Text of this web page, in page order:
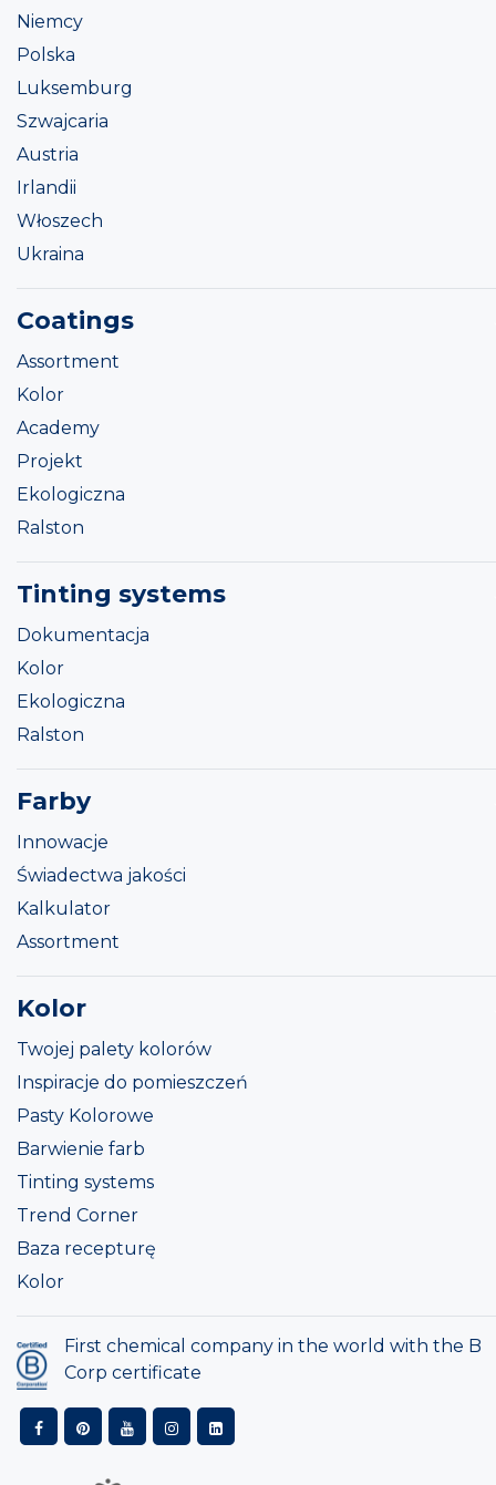
Niemcy
Polska
Luksemburg
Szwajcaria
Austria
Irlandii
Włoszech
Ukraina
Coatings
Assortment
Kolor
Academy
Projekt
Ekologiczna
Ralston
Tinting systems
Dokumentacja
Kolor
Ekologiczna
Ralston
Farby
Innowacje
Świadectwa jakości
Kalkulator
Assortment
Kolor
Twojej palety kolorów
Inspiracje do pomieszczeń
Pasty Kolorowe
Barwienie farb
Tinting systems
Trend Corner
Baza recepturę
Kolor
First chemical company in the world with the B
Corp certificate